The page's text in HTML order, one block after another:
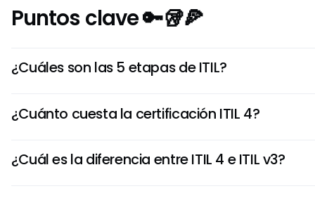
Puntos clave 🔑🥡🍕
¿Cuáles son las 5 etapas de ITIL?
Transición de Servicio, Operación de Servicio y Mejora
ciclo de vida del servicio.
¿Cuánto cuesta la certificación ITIL 4?
proveedor y la inclusión de capacitación.
¿Cuál es la diferencia entre ITIL 4 e ITIL v3?